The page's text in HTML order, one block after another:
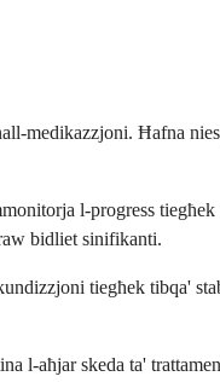
medikazzjoni. Ħafna
l-progress
bidliet sinifikanti.
tiegħek tibqa'
aħjar skeda ta'